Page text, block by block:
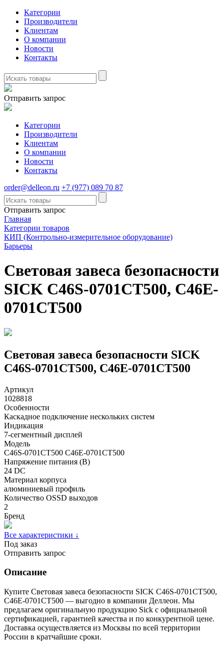
Категории
Производители
Клиентам
О компании
Новости
Контакты
Отправить запрос
Категории
Производители
Клиентам
О компании
Новости
Контакты
order@delleon.ru +7 (977) 089 70 87
Отправить запрос
Главная
Категории товаров
КИП (Контрольно-измерительное оборудование)
Барьеры
Световая завеса безопасности
SICK C46S-0701CT500, C46E-
0701CT500
Световая завеса безопасности SICK
C46S-0701CT500, C46E-0701CT500
Артикул
1028818
Особенности
Каскадное подключение нескольких систем
Индикация
7-сегментный дисплей
Модель
C46S-0701CT500 C46E-0701CT500
Напряжение питания (В)
24 DC
Материал корпуса
алюминиевый профиль
Количество OSSD выходов
2
Бренд
Все характеристики ↓
Под заказ
Отправить запрос
Описание
Купите Световая завеса безопасности SICK C46S-0701CT500,
C46E-0701CT500 — выгодно в компании Деллеон. Мы
предлагаем оригинальную продукцию Sick с официальной
сертификацией, гарантией качества и по конкурентной цене.
Доставка осуществляется из Москвы по всей территории
России в кратчайшие сроки.